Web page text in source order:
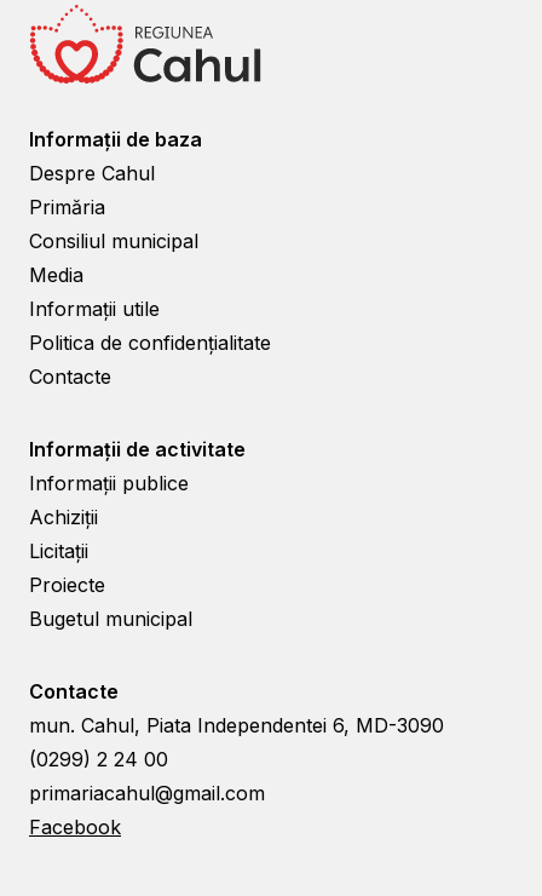
Informații de baza
Despre Cahul
Primăria
Consiliul municipal
Media
Informații utile
Politica de confidențialitate
Contacte
Informații de activitate
Informații publice
Achiziții
Licitații
Proiecte
Bugetul municipal
Contacte
mun. Cahul, Piata Independentei 6, MD-3090
(0299) 2 24 00
primariacahul@gmail.com
Facebook